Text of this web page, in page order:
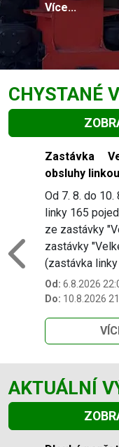
Více...
CHYSTANÉ
Slide 1 of 44
Zastávka
obsluhy
Od 7. 8. do
linky 165
ze zastávky
zastávky
(zastávka linky
Od: 6.8.2026
Do: 10.8.2026
Previous
AKTUÁLNÍ